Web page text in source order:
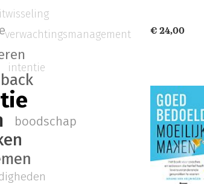
boodschap
intentie
verwachtingsmanagement
€ 24,00